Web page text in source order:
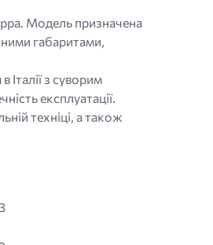
Модель призначена
габаритами,
Італії з суворим
експлуатації.
техніці, а також